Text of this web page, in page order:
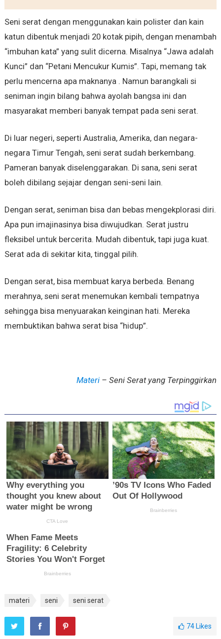
Seni serat dengan menggunakan kain polister dan kain
katun dibentuk menjadi 20 kotak pipih, dengan menambah
“imbuhan kata” yang sulit dicerna. Misalnya “Jawa adalah
Kunci” dan “Petani Mencukur Kumis”. Tapi, memang tak
perlu mencerna apa maknanya . Namun barangkali si
seniman ingin bilang bahwa ayolah bangsa ini dan
masyarakat memberi banyak tempat pada seni serat.
Di luar negeri, seperti Australia, Amerika, dan negara-
negara Timur Tengah, seni serat sudah berkembang.
Pameran banyak diselenggarakan. Di sana, seni serat
boleh dibilang sejajar dengan seni-seni lain.
Dengan serat, seniman bisa dan bebas mengekplorasi diri.
Apa pun imajinasinya bisa diwujudkan. Serat justru
fleksibel untuk bercerita. Mudah dibentuk, tapi juga kuat.
Serat ada di sekitar kita, tinggal pilih.
Dengan serat, bisa membuat karya berbeda. Benang
merahnya, seni serat menemukan kembali tempatnya
sehingga bisa menyuarakan keinginan hati. Mereka
membuktikan bahwa serat bisa “hidup”.
Materi – Seni Serat yang Terpinggirkan
materi seni seni serat
74 Likes